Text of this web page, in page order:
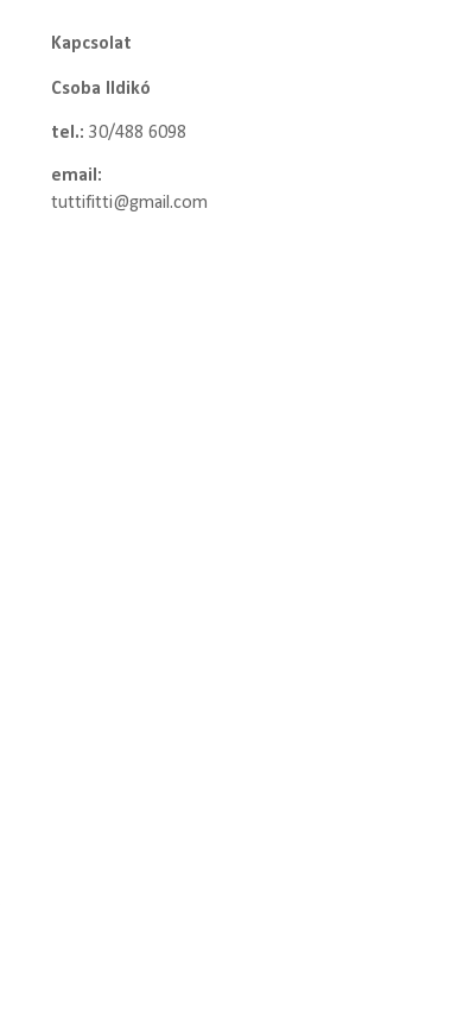
Kapcsolat
Csoba Ildikó
tel.: 30/488 6098
email:
tuttifitti@gmail.com